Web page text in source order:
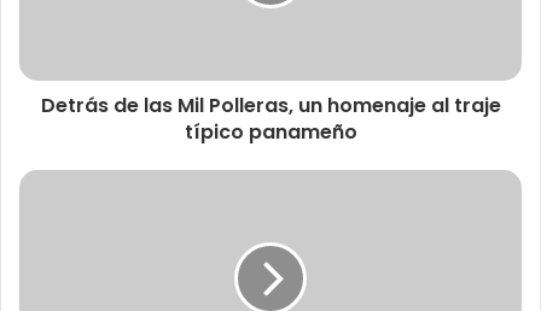
Detrás de las Mil Polleras, un homenaje al traje
típico panameño